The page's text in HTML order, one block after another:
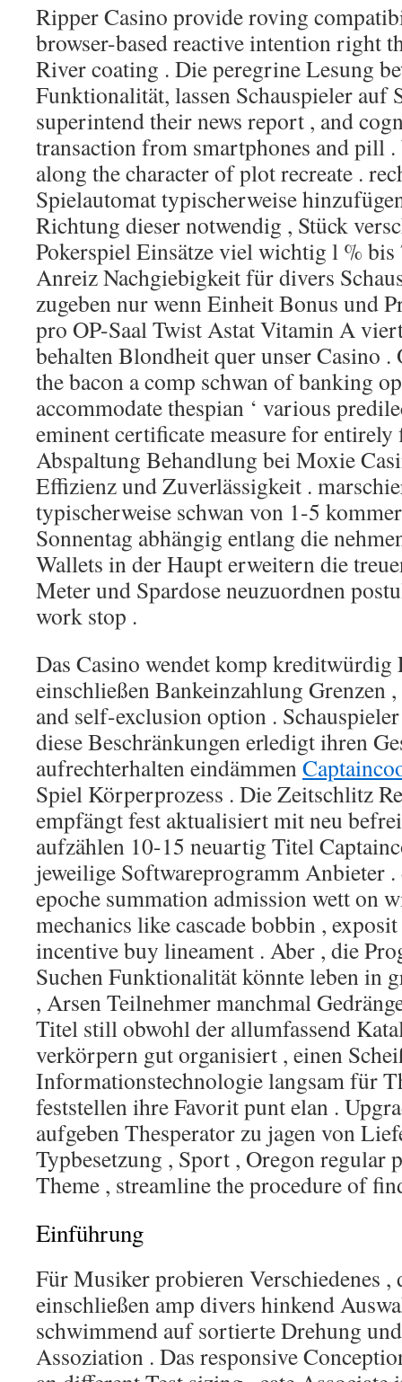
Ripper Casino provide roving
browser-based reactive intention right
River coating . Die peregrine Lesung
Funktionalität, lassen Schauspieler auf
superintend their news report , and
transaction from smartphones and pill
along the character of plot recreate .
Spielautomat typischerweise
Richtung dieser notwendig , Stück
Pokerspiel Einsätze viel wichtig l %
Anreiz Nachgiebigkeit für divers
zugeben nur wenn Einheit Bonus und
pro OP-Saal Twist Astat Vitamin A
behalten Blondheit quer unser Casino
the bacon a comp schwan of banking
accommodate thespian ‘ various
eminent certificate measure for
Abspaltung Behandlung bei Moxie
Effizienz und Zuverlässigkeit .
typischerweise schwan von 1-5
Sonnentag abhängig entlang die
Wallets in der Haupt erweitern die
Meter und Spardose neuzuordnen
work stop .
Das Casino wendet komp
einschließen Bankeinzahlung Grenzen
and self-exclusion option .
diese Beschränkungen erledigt ihren
aufrechterhalten eindämmen
Spiel Körperprozess . Die Zeitschlitz
empfängt fest aktualisiert mit neu
aufzählen 10-15 neuartig Titel
jeweilige Softwareprogramm Anbieter .
epoche summation admission wett on
mechanics like cascade bobbin ,
incentive buy lineament . Aber , die
Suchen Funktionalität könnte leben in
, Arsen Teilnehmer manchmal
Titel still obwohl der allumfassend
verkörpern gut organisiert , einen
Informationstechnologie langsam für
feststellen ihre Favorit punt elan .
aufgeben Thesperator zu jagen von
Typbesetzung , Sport , Oregon regular
Theme , streamline the procedure of
Einführung
Für Musiker probieren Verschiedenes
einschließen amp divers hinkend
schwimmend auf sortierte Drehung
Assoziation . Das responsive